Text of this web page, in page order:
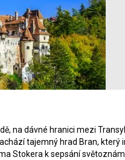
na dávné hranici mezi
tajemný hrad Bran, který
Stokera k sepsání